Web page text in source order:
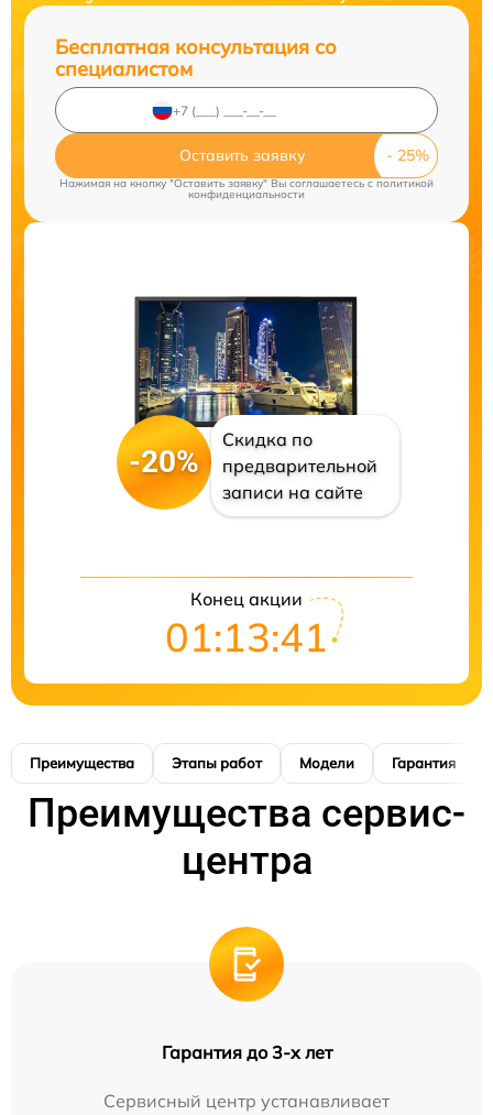
Бесплатная консультация со
специалистом
Оставить заявку
Нажимая на кнопку "Оставить заявку" Вы соглашаетесь c политикой
конфиденциальности
-20%
Скидка по
предварительной
записи на сайте
Конец акции
01:13:41
Преимущества Этапы работ Модели Гарантия
Преимущества сервис-
центра
Гарантия до 3-х лет
Сервисный центр устанавливает